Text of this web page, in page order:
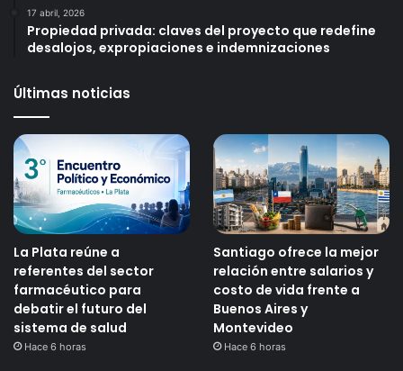
17 abril, 2026
Propiedad privada: claves del proyecto que redefine
desalojos, expropiaciones e indemnizaciones
Últimas noticias
La Plata reúne a
referentes del sector
farmacéutico para
debatir el futuro del
sistema de salud
Hace 6 horas
Santiago ofrece la mejor
relación entre salarios y
costo de vida frente a
Buenos Aires y
Montevideo
Hace 6 horas